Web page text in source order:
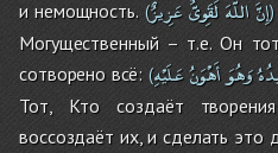
и немощность.( إِنَّاللَّهَلَقَوِىٌّعَزِيزٌ )
Могущественный – т.е. Он
сотворено всё: ( وَهُوَأَهْوَنُعَلَيْهِ
Тот, Кто создаёт
воссоздаёт их, и сделать это